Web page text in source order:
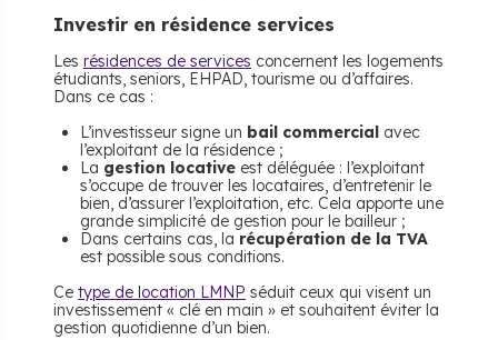
​Investir en résidence services
Les résidences de services concernent les logements
étudiants, seniors, EHPAD, tourisme ou d’affaires.
Dans ce cas :
L’investisseur signe un bail commercial avec
l’exploitant de la résidence ;
La gestion locative est déléguée : l’exploitant
s’occupe de trouver les locataires, d’entretenir le
bien, d’assurer l’exploitation, etc. Cela apporte une
grande simplicité de gestion pour le bailleur ;
Dans certains cas, la récupération de la TVA
est possible sous conditions.
Ce type de location LMNP séduit ceux qui visent un
investissement « clé en main » et souhaitent éviter la
gestion quotidienne d’un bien.